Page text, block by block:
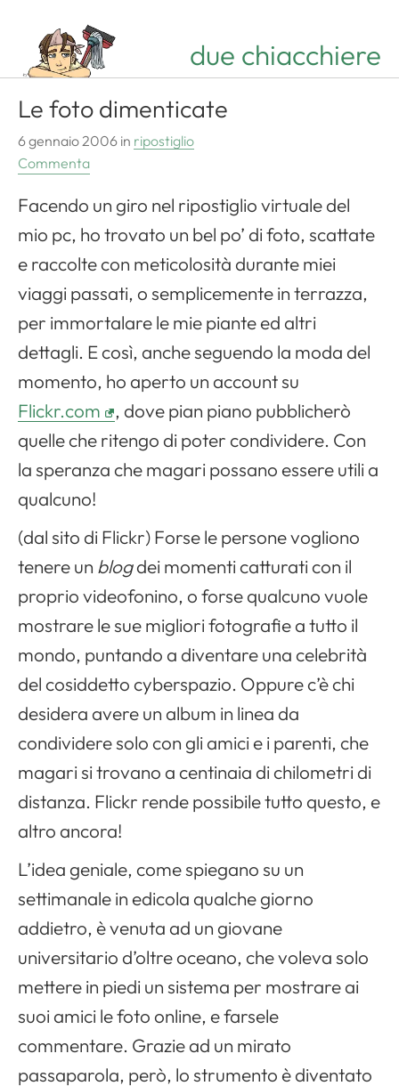
due chiacchiere
Le foto dimenticate
6 gennaio 2006 in ripostiglio
Commenta
Facendo un giro nel ripostiglio virtuale del
mio pc, ho trovato un bel po’ di foto, scattate
e raccolte con meticolosità durante miei
viaggi passati, o semplicemente in terrazza,
per immortalare le mie piante ed altri
dettagli. E così, anche seguendo la moda del
momento, ho aperto un account su
Flickr.com
, dove pian piano pubblicherò
quelle che ritengo di poter condividere. Con
la speranza che magari possano essere utili a
qualcuno!
(dal sito di Flickr) Forse le persone vogliono
tenere un blogdei momenti catturati con il
proprio videofonino, o forse qualcuno vuole
mostrare le sue migliori fotografie a tutto il
mondo, puntando a diventare una celebrità
del cosiddetto cyberspazio. Oppure c’è chi
desidera avere un album in linea da
condividere solo con gli amici e i parenti, che
magari si trovano a centinaia di chilometri di
distanza. Flickr rende possibile tutto questo, e
altro ancora!
L’idea geniale, come spiegano su un
settimanale in edicola qualche giorno
addietro, è venuta ad un giovane
universitario d’oltre oceano, che voleva solo
mettere in piedi un sistema per mostrare ai
suoi amici le foto online, e farsele
commentare. Grazie ad un mirato
passaparola, però, lo strumento è diventato